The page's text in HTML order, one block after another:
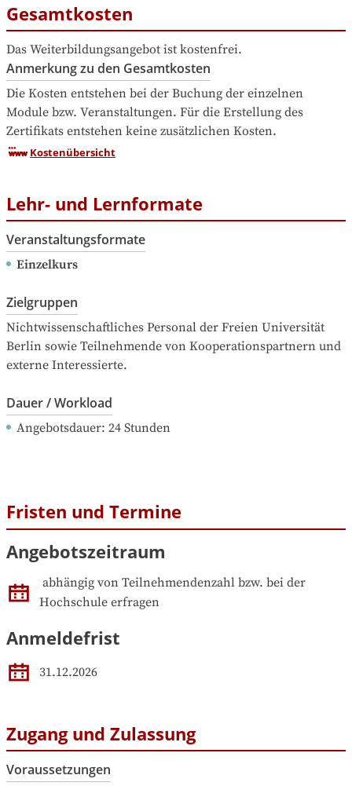
Gesamtkosten
Das Weiterbildungsangebot ist kostenfrei.
Anmerkung zu den Gesamtkosten
Die Kosten entstehen bei der Buchung der einzelnen
Module bzw. Veranstaltungen. Für die Erstellung des
Zertifikats entstehen keine zusätzlichen Kosten.
Kostenübersicht
Lehr- und Lernformate
Veranstaltungsformate
Einzelkurs
Zielgruppen
Nichtwissenschaftliches Personal der Freien Universität
Berlin sowie Teilnehmende von Kooperationspartnern und
externe Interessierte.
Dauer / Workload
Angebotsdauer: 24 Stunden
Fristen und Termine
Angebotszeitraum
abhängig von Teilnehmendenzahl bzw. bei der
Hochschule erfragen
Anmeldefrist
31.12.2026
Zugang und Zulassung
Voraussetzungen